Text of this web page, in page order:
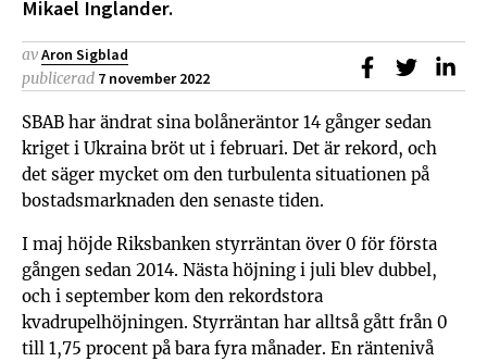
Mikael Inglander.
avAron Sigblad
publicerad 7 november 2022
Dela påDela på
SBAB har ändrat sina bolåneräntor 14 gånger sedan
kriget i Ukraina bröt ut i februari. Det är rekord, och
det säger mycket om den turbulenta situationen på
bostadsmarknaden den senaste tiden.
I maj höjde Riksbanken styrräntan över 0 för första
gången sedan 2014. Nästa höjning i juli blev dubbel,
och i september kom den rekordstora
kvadrupelhöjningen. Styrräntan har alltså gått från 0
till 1,75 procent på bara fyra månader. En räntenivå